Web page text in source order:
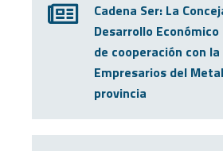
Cadena Ser: La
Desarrollo
de cooperación con
Empresarios del
provincia